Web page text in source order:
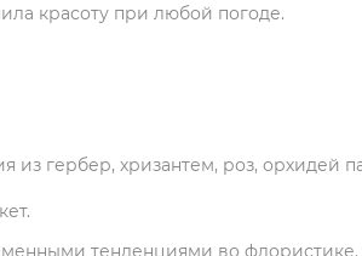
красоту при любой погоде.
из гербер, хризантем, роз, орхидей
тенденциями во